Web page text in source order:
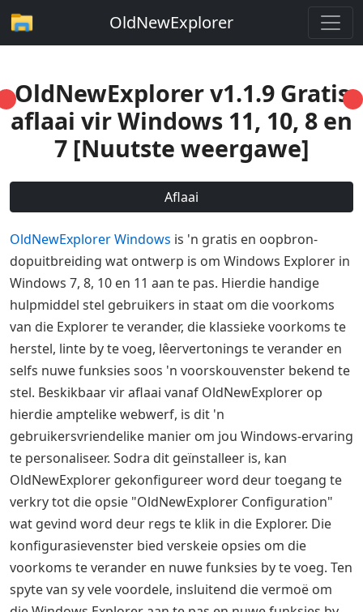
OldNewExplorer
OldNewExplorer v1.1.9 Gratis
aflaai vir Windows 11, 10, 8 en
7 [Nuutste weergawe]
Aflaai
OldNewExplorer Windows is 'n gratis en oopbron-
dopuitbreiding wat ontwerp is om Windows Explorer in
Windows 7, 8, 10 en 11 aan te pas. Hierdie handige
hulpmiddel stel gebruikers in staat om die voorkoms
van die Explorer te verander, die klassieke voorkoms te
herstel, linte by te voeg, lêervertonings te verander en
selfs nuwe funksies soos 'n voorskouvenster bekend te
stel. Beskikbaar vir aflaai vanaf OldNewExplorer op
hierdie amptelike webwerf, is dit 'n
gebruikersvriendelike manier om jou Windows-ervaring
te personaliseer. Sodra dit geïnstalleer is, kan
OldNewExplorer gekonfigureer word deur toegang te
verkry tot die opsie "OldNewExplorer Configuration"
wat gevind word deur regs te klik in die Explorer. Die
konfigurasievenster bied verskeie opsies om die
voorkoms te verander en nuwe funksies by te voeg. Ten
spyte van sy vele voordele, insluitend die vermoë om